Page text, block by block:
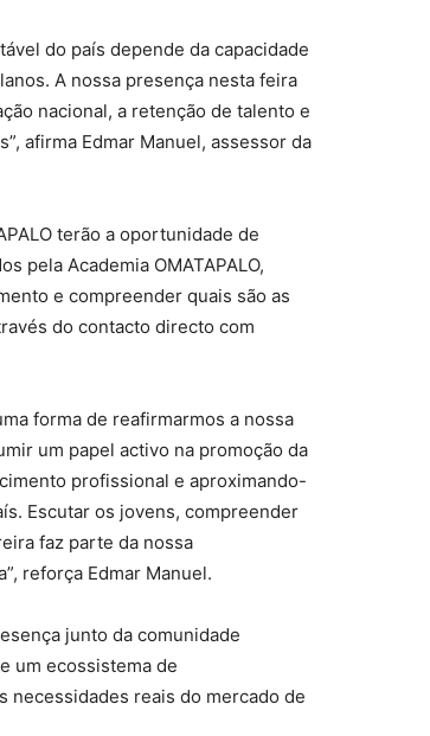
do país depende da capacidade
A nossa presença nesta feira
nacional, a retenção de talento e
afirma Edmar Manuel, assessor da
terão a oportunidade de
pela Academia OMATAPALO,
e compreender quais são as
do contacto directo com
forma de reafirmarmos a nossa
um papel activo na promoção da
profissional e aproximando-
Escutar os jovens, compreender
faz parte da nossa
reforça Edmar Manuel.
junto da comunidade
um ecossistema de
necessidades reais do mercado de